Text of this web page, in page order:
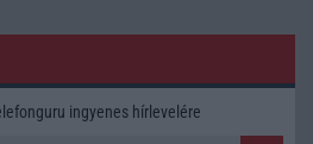
ingyenes hírlevelére